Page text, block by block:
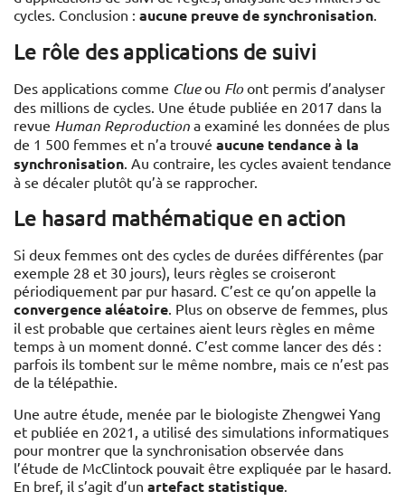
cycles. Conclusion : aucune preuve de synchronisation.
Le rôle des applications de suivi
Des applications comme Clueou Floont permis d’analyser
des millions de cycles. Une étude publiée en 2017 dans la
revue Human Reproduction a examiné les données de plus
de 1 500 femmes et n’a trouvé aucune tendance à la
synchronisation. Au contraire, les cycles avaient tendance
à se décaler plutôt qu’à se rapprocher.
Le hasard mathématique en action
Si deux femmes ont des cycles de durées différentes (par
exemple 28 et 30 jours), leurs règles se croiseront
périodiquement par pur hasard. C’est ce qu’on appelle la
convergence aléatoire. Plus on observe de femmes, plus
il est probable que certaines aient leurs règles en même
temps à un moment donné. C’est comme lancer des dés :
parfois ils tombent sur le même nombre, mais ce n’est pas
de la télépathie.
Une autre étude, menée par le biologiste Zhengwei Yang
et publiée en 2021, a utilisé des simulations informatiques
pour montrer que la synchronisation observée dans
l’étude de McClintock pouvait être expliquée par le hasard.
En bref, il s’agit d’un artefact statistique.